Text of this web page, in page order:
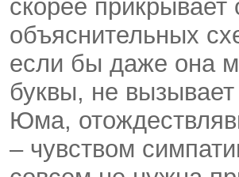
скорее прикрывает
объяснительных
если бы даже она
буквы, не
Юма,
– чувством